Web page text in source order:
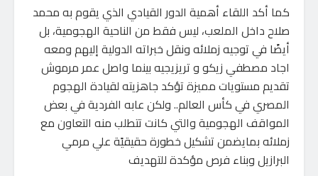
كما أكد اللقاء أهمية الدور القيادي الذي يقوم به محمد
صلاح داخل الملعب، ليس فقط من الناحية الهجومية، بل
أيضًا في توجيه زملائه ونقل خبراته الدولية إليهم ومعه
اجاد مصطفي زيكو و تريزيجيه بينما واصل عمر مرموش
تقديم مستويات مميزة تؤكد جاهزيته لقيادة الهجوم
المصري في كأس العالم.. ولكن عابه الفردية في بعض
المواقف الهجومية والتي كانت تتطلب منه التعاون مع
زملائه بمايضمن تشكيل خطورة حقيقيًة علي مرمي
البرازيل وبناء فرص مؤكدة للتهديف